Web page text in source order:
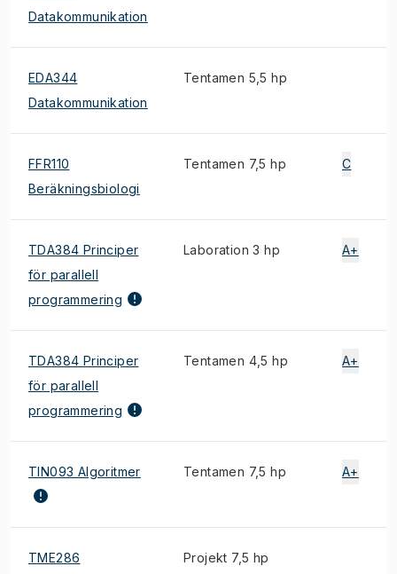
Datakommunikation
EDA344
Datakommunikation
Tentamen 5,5 hp
FFR110
Beräkningsbiologi
Tentamen 7,5 hp C
TDA384 Principer
för parallell
programmering
Laboration 3 hp A+
TDA384 Principer
för parallell
programmering
Tentamen 4,5 hp A+
TIN093 Algoritmer Tentamen 7,5 hp A+
TME286 Projekt 7,5 hp